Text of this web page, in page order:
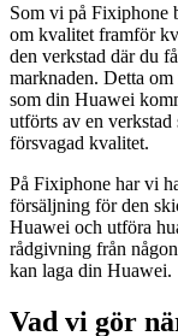
Som vi på Fixiphone
om kvalitet framför
den verkstad där du
marknaden. Detta
som din Huawei
utförts av en
försvagad kvalitet.
På Fixiphone har vi
försäljning för den
Huawei och utföra
rådgivning från
kan laga din Huawei.
Vad vi gör